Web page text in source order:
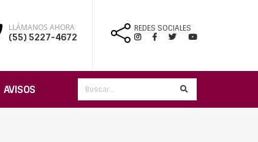
LLÁMANOS AHORA
(55) 5227-4672
REDES SOCIALES
AVISOS